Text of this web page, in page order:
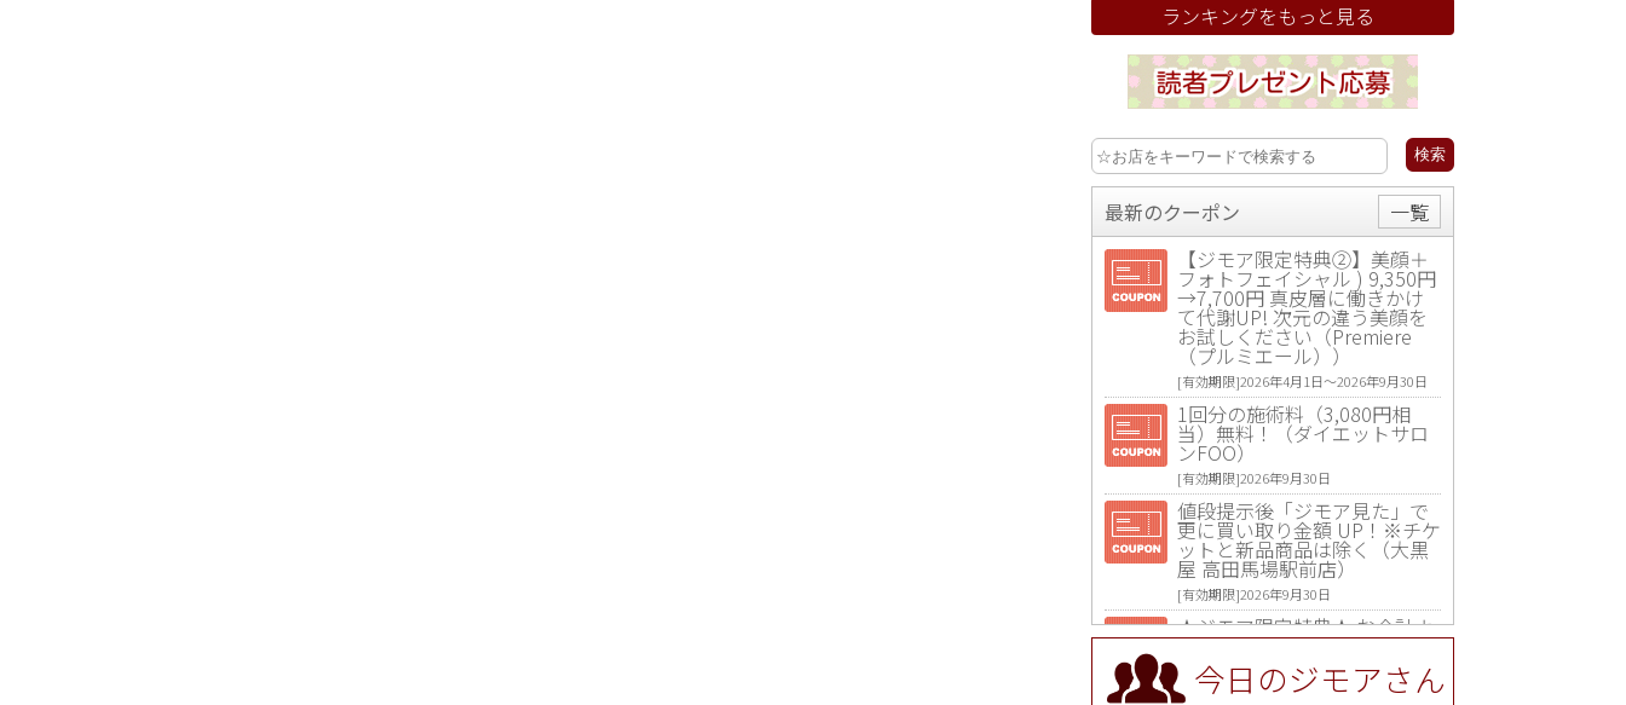
ランキングをもっと見る
最新のクーポン
一覧
【ジモア限定特典②】美顔＋
フォトフェイシャル ) 9,350円
→7,700円 真皮層に働きかけ
て代謝UP! 次元の違う美顔を
お試しください（Premiere
（プルミエール））
[有効期限]2026年4月1日〜2026年9月30日
1回分の施術料（3,080円相
当）無料！（ダイエットサロ
ンFOO）
[有効期限]2026年9月30日
値段提示後「ジモア見た」で
更に買い取り金額 UP！※チケ
ットと新品商品は除く（大黒
屋 高田馬場駅前店）
[有効期限]2026年9月30日
★ジモア限定特典★ お会計よ
り全品5％OFF（ナチュラル＆
ハンドメイドショップ［マキ
マキ］）
今日のジモアさん